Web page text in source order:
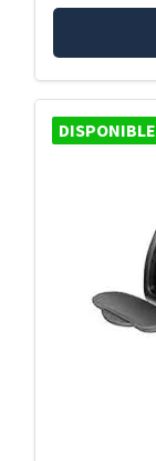
DISPONIBLE